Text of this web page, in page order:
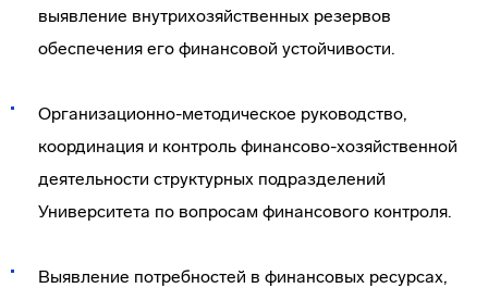
выявление внутрихозяйственных резервов
обеспечения его финансовой устойчивости.
Организационно-методическое руководство,
координация и контроль финансово-хозяйственной
деятельности структурных подразделений
Университета по вопросам финансового контроля.
Выявление потребностей в финансовых ресурсах,